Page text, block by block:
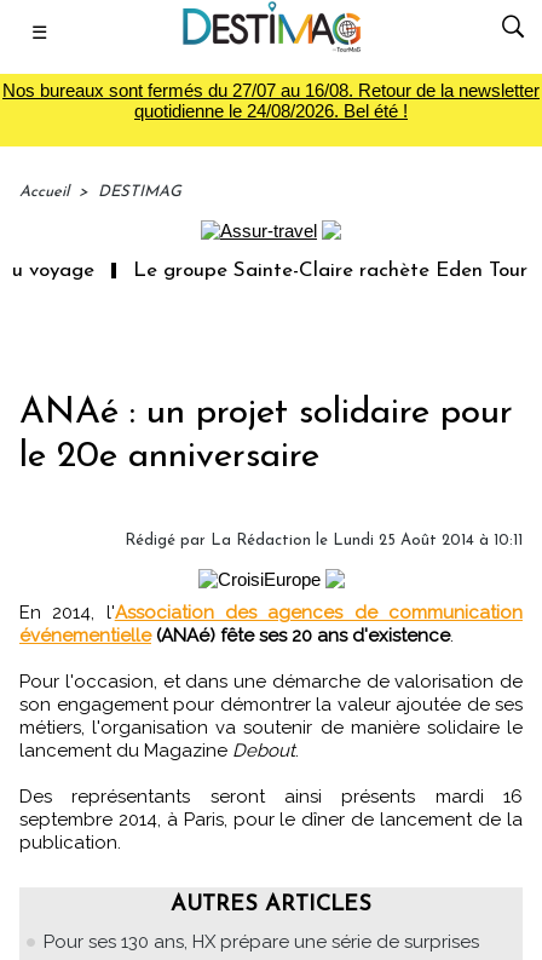
☰
Nos bureaux sont fermés du 27/07 au 16/08. Retour de la newsletter
quotidienne le 24/08/2026. Bel été !
Accueil > DESTIMAG
voyage Le groupe Sainte-Claire rachète Eden Tour
ANAé : un projet solidaire pour
le 20e anniversaire
Rédigé par La Rédaction le Lundi 25 Août 2014 à 10:11
En 2014, l'Association des agences de communication
événementielle (ANAé) fête ses 20 ans d'existence.
Pour l'occasion, et dans une démarche de valorisation de
son engagement pour démontrer la valeur ajoutée de ses
métiers, l'organisation va soutenir de manière solidaire le
lancement du Magazine Debout.
Des représentants seront ainsi présents mardi 16
septembre 2014, à Paris, pour le dîner de lancement de la
publication.
AUTRES ARTICLES
Pour ses 130 ans, HX prépare une série de surprises